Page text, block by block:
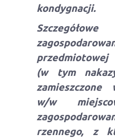
kondygnacji.
przedmiotowej
(w tym
zamieszczone
w/w
rzennego, z